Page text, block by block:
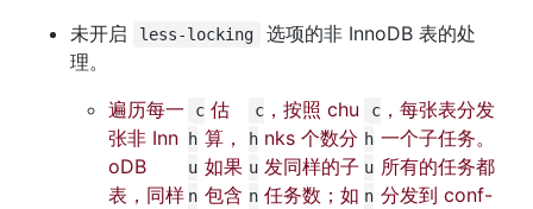
未开启
less-locking
选项的非 InnoDB 表的处
理。
遍历每一
张非 Inn
oDB
表，同样
c
h
u
n
估
算，
如果
包含
c
h
u
n
，按照 chu
nks 个数分
发同样的子
任务数；如
c
h
u
n
，每张表分发
一个子任务。
所有的任务都
分发到 conf-